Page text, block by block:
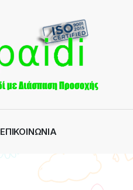
ΕΠΙΚΟΙΝΩΝΊΑ